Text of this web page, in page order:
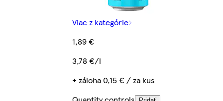
Viac z kategórie
1,89 €
3,78 €/l
+ záloha 0,15 € / za kus